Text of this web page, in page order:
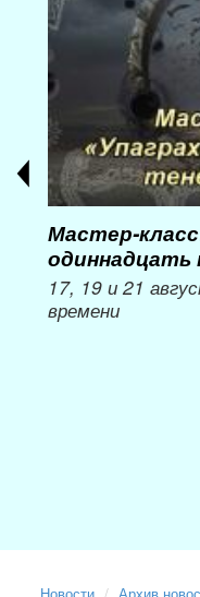
Мастер-
17, 19 и 21
времени